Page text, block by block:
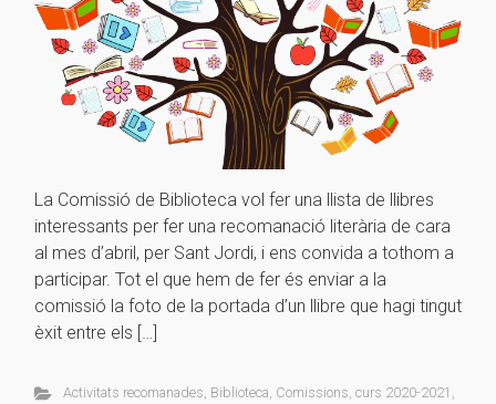
La Comissió de Biblioteca vol fer una llista de llibres
interessants per fer una recomanació literària de cara
al mes d’abril, per Sant Jordi, i ens convida a tothom a
participar. Tot el que hem de fer és enviar a la
comissió la foto de la portada d’un llibre que hagi tingut
èxit entre els […]
Activitats recomanades, Biblioteca, Comissions, curs 2020-2021 ,